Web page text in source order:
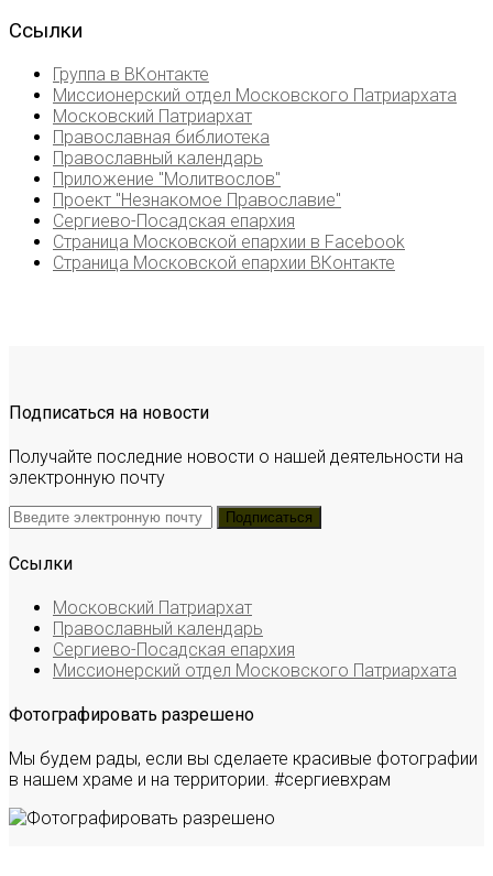
Ссылки
Группа в ВКонтакте
Миссионерский отдел Московского Патриархата
Московский Патриархат
Православная библиотека
Православный календарь
Приложение "Молитвослов"
Проект "Незнакомое Православие"
Сергиево-Посадская епархия
Страница Московской епархии в Facebook
Страница Московской епархии ВКонтакте
Подписаться на новости
Получайте последние новости о нашей деятельности на
электронную почту
Ссылки
Московский Патриархат
Православный календарь
Сергиево-Посадская епархия
Миссионерский отдел Московского Патриархата
Фотографировать разрешено
Мы будем рады, если вы сделаете красивые фотографии
в нашем храме и на территории. #сергиевхрам